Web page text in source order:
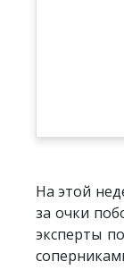
На этой
за очки
эксперты